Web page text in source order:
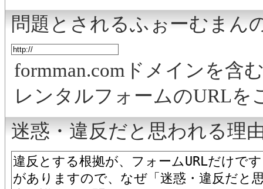
問題とされるふぉーむまん
formman.comドメインを含
レンタルフォームのURLを
迷惑・違反だと思われる理